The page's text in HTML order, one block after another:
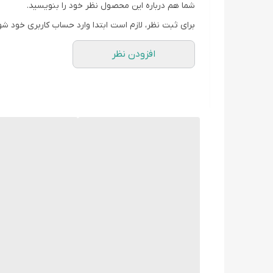
شما هم درباره این محصول نظر خود را بنویسید.
برای ثبت نظر، لازم است ابتدا وارد حساب کاربری خود
افزودن نظر